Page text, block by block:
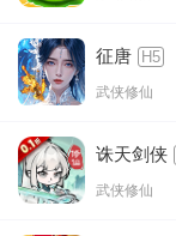
征唐 H5
武侠修仙
诛天剑侠
武侠修仙